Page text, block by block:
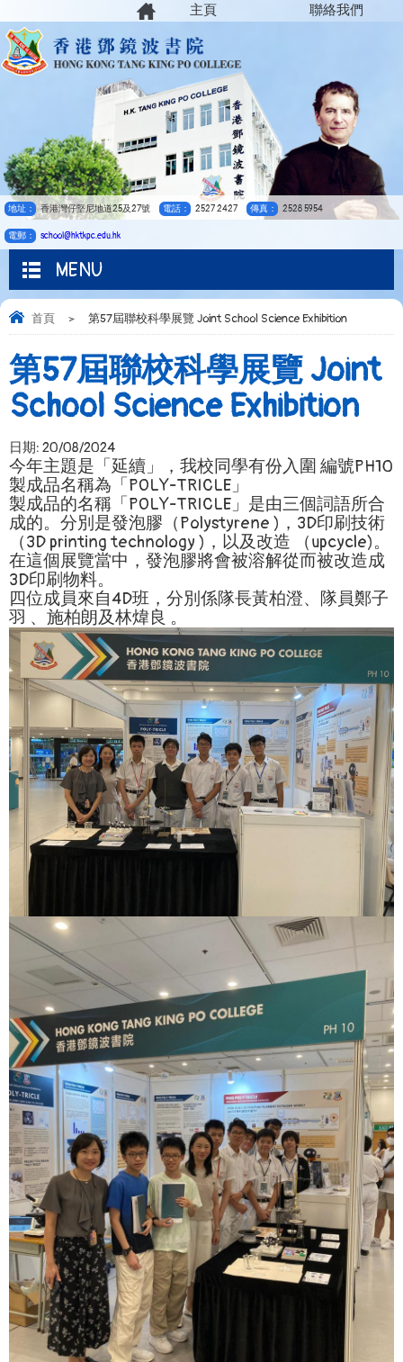
地址： 香港灣仔堅尼地道25及27號 電話： 2527 2427 傳真： 2528 5954
電郵： school@hktkpc.edu.hk
聯絡我們
主頁
MENU
首頁 > 第57屆聯校科學展覽 Joint School Science Exhibition
第57屆聯校科學展覽 Joint
School Science Exhibition
日期: 20/08/2024
今年主題是「延續」，我校同學有份入圍 編號PH10
製成品名稱為「POLY-TRICLE」
製成品的名稱「POLY-TRICLE」是由三個詞語所合
成的。分別是發泡膠（Polystyrene )，3D印刷技術
（3D printing technology )，以及改造 （upcycle)。
在這個展覽當中，發泡膠將會被溶解從而被改造成
3D印刷物料。
四位成員來自4D班，分別係隊長黃柏澄、隊員鄭子
羽 、施柏朗及林煒良 。